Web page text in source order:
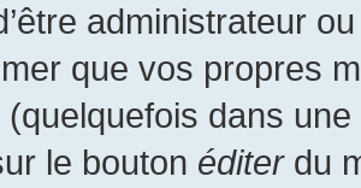
administrateur
que vos propres
(quelquefois dans
le bouton éditerdu